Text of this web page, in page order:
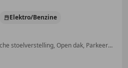
Elektro/Benzine
4x4, Head-up display, Elektrische stoelverstelling, Open dak, Parkeerhulp met camera, Stoelverwarming, Alarm, Panorama dak